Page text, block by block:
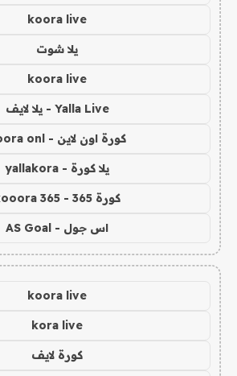
koora live
يلا شوت
koora live
Yalla Live - يلا لايف
كورة اون لاين - koora onl
يلا كورة - yallakora
كورة 365 - kooora 365
اس جول - AS Goal
koora live
kora live
كورة لايف